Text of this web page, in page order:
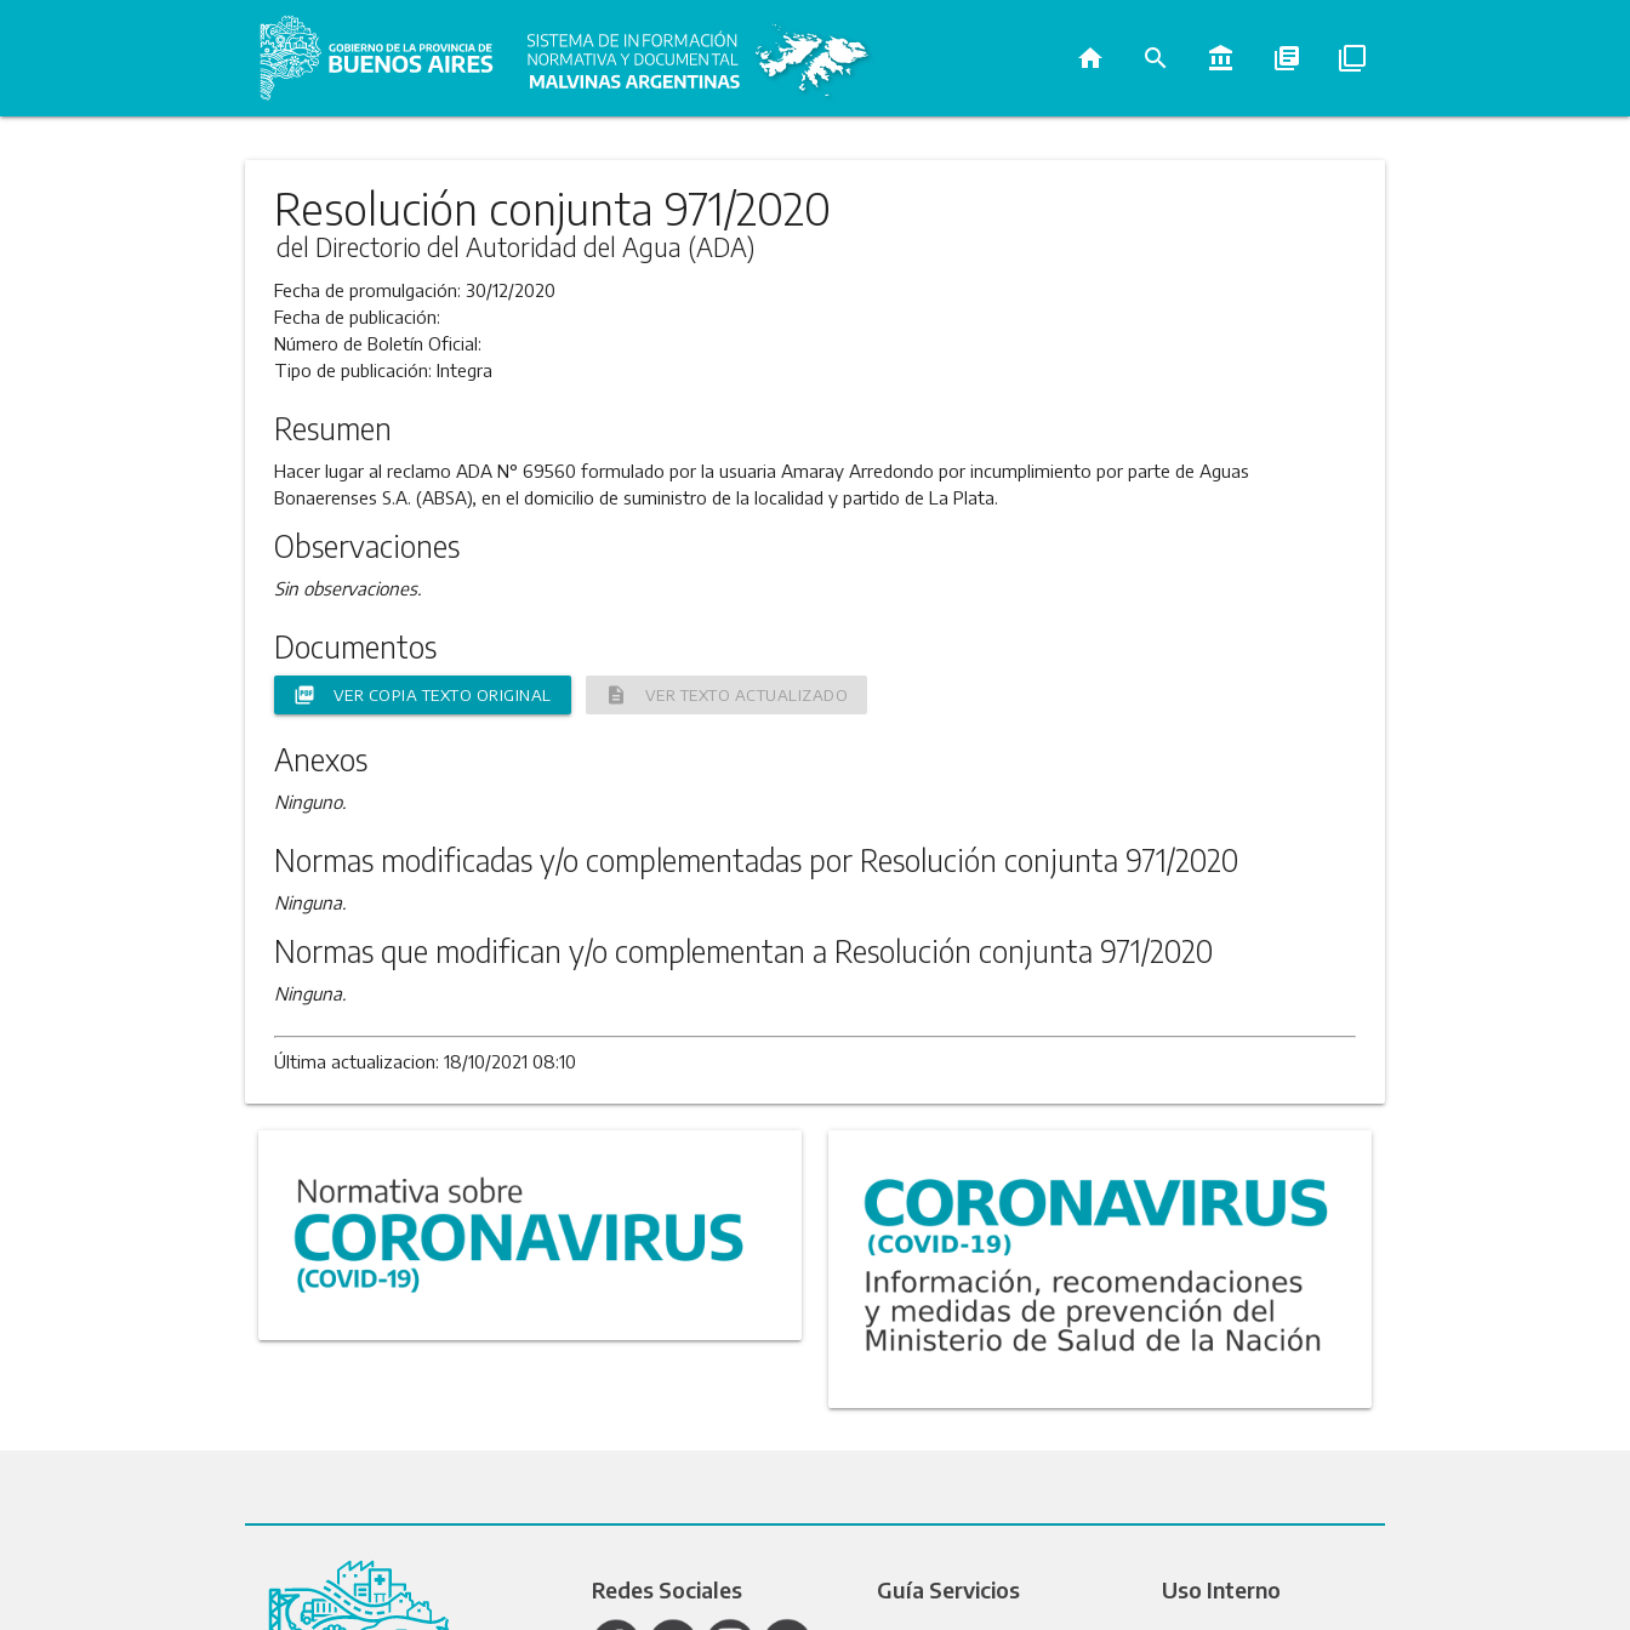
home search account_balance library_books filter_none
Resolución conjunta 971/2020
del Directorio del Autoridad del Agua (ADA)
Fecha de promulgación: 30/12/2020
Fecha de publicación:
Número de Boletín Oficial:
Tipo de publicación: Integra
Resumen
Hacer lugar al reclamo ADA N° 69560 formulado por la usuaria Amaray Arredondo por incumplimiento por parte de Aguas
Bonaerenses S.A. (ABSA), en el domicilio de suministro de la localidad y partido de La Plata.
Observaciones
Sin observaciones.
Documentos
picture_as_pdf VER COPIA TEXTO ORIGINAL description VER TEXTO ACTUALIZADO
Anexos
Ninguno.
Normas modificadas y/o complementadas por Resolución conjunta 971/2020
Ninguna.
Normas que modifican y/o complementan a Resolución conjunta 971/2020
Ninguna.
Última actualizacion: 18/10/2021 08:10
Redes Sociales Guía Servicios Uso Interno